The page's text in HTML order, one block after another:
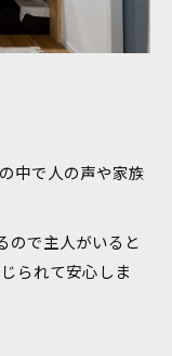
中で人の声や家族
ので主人がいると
られて安心しま